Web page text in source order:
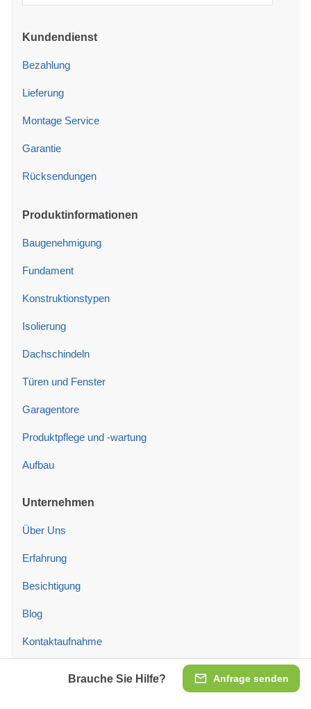
Anfrage senden
Brauche Sie Hilfe?
Kundendienst
Bezahlung
Lieferung
Montage Service
Garantie
Rücksendungen
Produktinformationen
Baugenehmigung
Fundament
Konstruktionstypen
Isolierung
Dachschindeln
Türen und Fenster
Garagentore
Produktpflege und -wartung
Aufbau
Unternehmen
Über Uns
Erfahrung
Besichtigung
Blog
Kontaktaufnahme
Rechtliche Informationen